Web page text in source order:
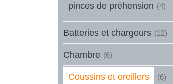
pinces de préhension (4)
Batteries et chargeurs (12)
Chambre (6)
Coussins et oreillers (6)